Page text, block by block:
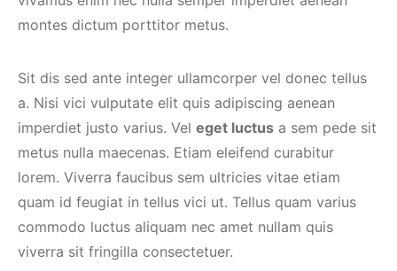
montes dictum porttitor metus.
Sit dis sed ante integer ullamcorper vel donec tellus
a. Nisi vici vulputate elit quis adipiscing aenean
imperdiet justo varius. Vel eget luctus a sem pede sit
metus nulla maecenas. Etiam eleifend curabitur
lorem. Viverra faucibus sem ultricies vitae etiam
quam id feugiat in tellus vici ut. Tellus quam varius
commodo luctus aliquam nec amet nullam quis
viverra sit fringilla consectetuer.